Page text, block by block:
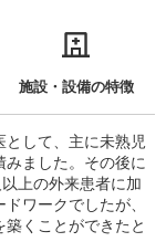
施設・設備の特徴
として、主に未熟児
ました。その後に
上の外来患者に加
ワークでしたが、
くことができたと